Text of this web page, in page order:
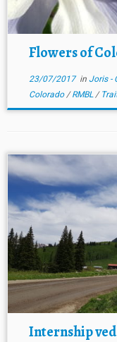
Flowers of
23/07/2017in Joris -
Colorado/RMBL/
Internship